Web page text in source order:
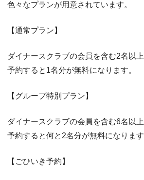
色々なプランが用意されています。
【通常プラン】
ダイナースクラブの会員を含む2名以
予約すると1名分が無料になります。
【グループ特別プラン】
ダイナースクラブの会員を含む6名以
予約すると何と2名分が無料になります
【ごひいき予約】